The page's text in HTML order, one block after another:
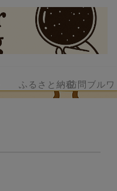
ふるさと納税訪問ブル